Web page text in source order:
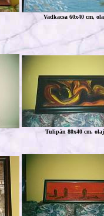
Vadkacsa 60x40 cm,
Tulipán 80x40 cm, olaj